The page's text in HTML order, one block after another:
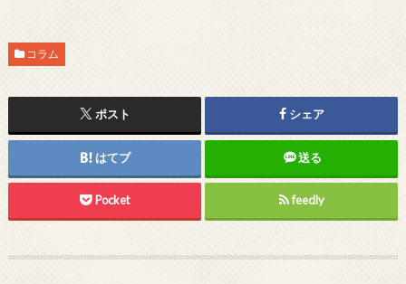
コラム
ポスト シェア
はてブ 送る
Pocket feedly